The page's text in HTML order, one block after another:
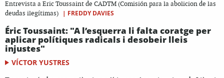
Entrevista a Eric Toussaint de CADTM (Comisión para la abolicion de las
deudas ilegítimas)
| FREDDY DAVIES
Éric Toussaint: "A l’esquerra li falta coratge per
aplicar polítiques radicals i desobeir lleis
injustes"
VÍCTOR YUSTRES